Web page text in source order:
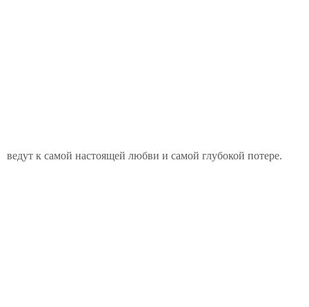
ведут к самой настоящей любви и самой глубокой потере.